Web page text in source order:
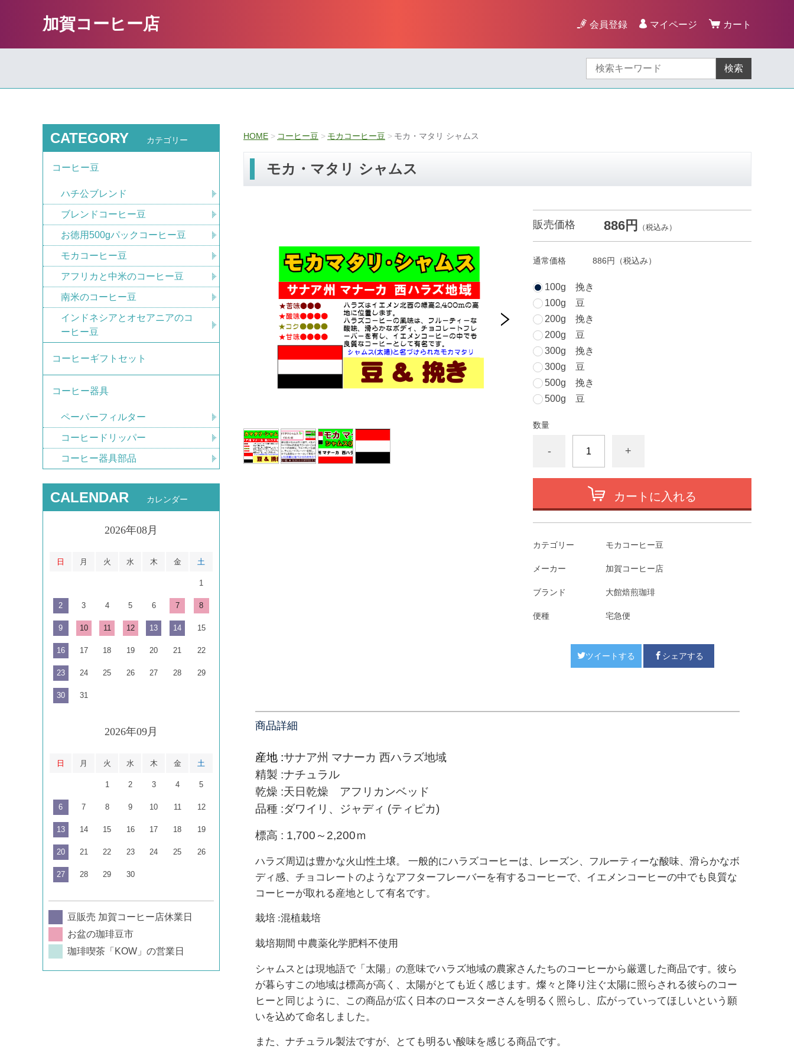
加賀コーヒー店 会員登録 マイページ カート
検索
HOME コーヒー豆 モカコーヒー豆 モカ・マタリ シャムス
モカ・マタリ シャムス
販売価格 886円 （税込み）
通常価格 886円 （税込み）
100g 挽き
100g 豆
200g 挽き
200g 豆
300g 挽き
300g 豆
500g 挽き
500g 豆
数量
- +
カートに入れる
カテゴリー モカコーヒー豆
メーカー 加賀コーヒー店
ブランド 大館焙煎珈琲
便種 宅急便
ツイートする シェアする
商品詳細
産地 :サナア州 マナーカ 西ハラズ地域
精製 :ナチュラル
乾燥 :天日乾燥 アフリカンベッド
品種 :ダワイリ、ジャディ (ティピカ)
標高 : 1,700 ～ 2,200ｍ
ハラズ周辺は豊かな火山性土壌。 一般的にハラズコーヒーは、レーズン、フルーティーな酸味、滑らかなボ
ディ感、チョコレートのようなアフターフレーバーを有するコーヒーで、イエメンコーヒーの中でも良質な
コーヒーが取れる産地として有名です。
栽培 :混植栽培
栽培期間 中農薬化学肥料不使用
シャムスとは現地語で「太陽」の意味でハラズ地域の農家さんたちのコーヒーから厳選した商品です。彼ら
が暮らすこの地域は標高が高く、太陽がとても近く感じます。燦々と降り注ぐ太陽に照らされる彼らのコー
ヒーと同じように、この商品が広く日本のロースターさんを明るく照らし、広がっていってほしいという願
いを込めて命名しました。
また、ナチュラル製法ですが、とても明るい酸味を感じる商品です。
CATEGORY カテゴリー
コーヒー豆
ハチ公ブレンド
ブレンドコーヒー豆
お徳用500gパックコーヒー豆
モカコーヒー豆
アフリカと中米のコーヒー豆
南米のコーヒー豆
インドネシアとオセアニアのコ
ーヒー豆
コーヒーギフトセット
コーヒー器具
ペーパーフィルター
コーヒードリッパー
コーヒー器具部品
CALENDAR カレンダー
2026年08月
日 月 火 水 木 金 土
1
2 3 4 5 6 7 8
9 10 11 12 13 14 15
16 17 18 19 20 21 22
23 24 25 26 27 28 29
30 31
2026年09月
日 月 火 水 木 金 土
1 2 3 4 5
6 7 8 9 10 11 12
13 14 15 16 17 18 19
20 21 22 23 24 25 26
27 28 29 30
豆販売 加賀コーヒー店休業日
お盆の珈琲豆市
珈琲喫茶「KOW」の営業日